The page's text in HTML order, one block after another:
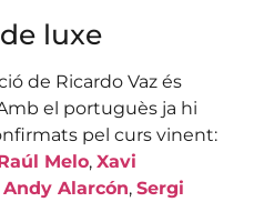
luxe
de Ricardo Vaz és
el portuguès ja hi
pel curs vinent:
Melo, Xavi
Andy Alarcón, Sergi